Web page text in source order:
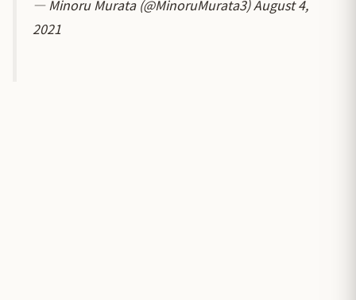
— Minoru Murata (@MinoruMurata3)August 4,
2021